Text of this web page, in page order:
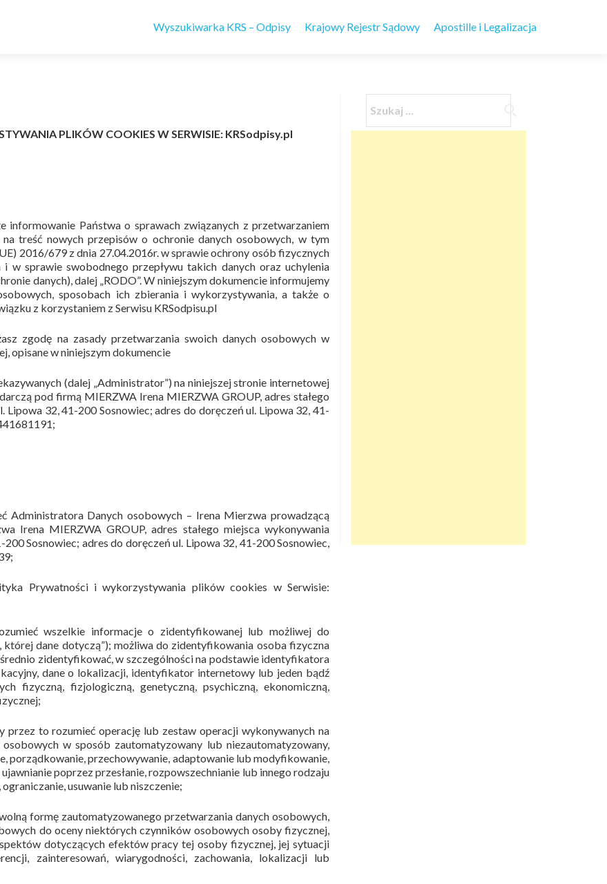
Wyszukiwarka KRS – Odpisy Krajowy Rejestr Sądowy Apostille i Legalizacja
PLIKÓW COOKIES W SERWISIE: KRSodpisy.pl
informowanie Państwa o sprawach związanych z przetwarzaniem
treść nowych przepisów o ochronie danych osobowych, w tym
2016/679 z dnia 27.04.2016r. w sprawie ochrony osób fizycznych
w sprawie swobodnego przepływu takich danych oraz uchylenia
danych), dalej „RODO”. W niniejszym dokumencie informujemy
sposobach ich zbierania i wykorzystywania, a także o
z korzystaniem z Serwisu KRSodpisu.pl
zgodę na zasady przetwarzania swoich danych osobowych w
opisane w niniejszym dokumencie
(dalej „Administrator”) na niniejszej stronie internetowej
pod firmą MIERZWA Irena MIERZWA GROUP, adres stałego
32, 41-200 Sosnowiec; adres do doręczeń ul. Lipowa 32, 41-
Administratora Danych osobowych – Irena Mierzwa prowadzącą
Irena MIERZWA GROUP, adres stałego miejsca wykonywania
Sosnowiec; adres do doręczeń ul. Lipowa 32, 41-200 Sosnowiec,
Prywatności i wykorzystywania plików cookies w Serwisie:
wszelkie informacje o zidentyfikowanej lub możliwej do
dane dotyczą”); możliwa do zidentyfikowania osoba fizyczna
zidentyfikować, w szczególności na podstawie identyfikatora
dane o lokalizacji, identyfikator internetowy lub jeden bądź
fizyczną, fizjologiczną, genetyczną, psychiczną, ekonomiczną,
przez to rozumieć operację lub zestaw operacji wykonywanych na
w sposób zautomatyzowany lub niezautomatyzowany,
porządkowanie, przechowywanie, adaptowanie lub modyfikowanie,
poprzez przesłanie, rozpowszechnianie lub innego rodzaju
usuwanie lub niszczenie;
formę zautomatyzowanego przetwarzania danych osobowych,
do oceny niektórych czynników osobowych osoby fizycznej,
dotyczących efektów pracy tej osoby fizycznej, jej sytuacji
zainteresowań, wiarygodności, zachowania, lokalizacji lub